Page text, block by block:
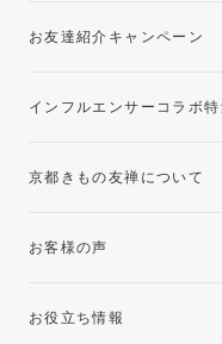
お友達紹介キャンペーン
インフルエンサーコラボ特
京都きもの友禅について
お客様の声
お役立ち情報